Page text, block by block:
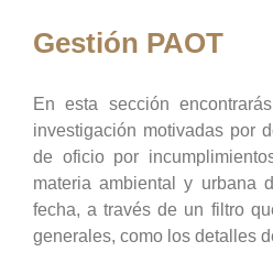
Gestión PAOT
En esta sección
investigación motivadas por
de oficio por
materia ambiental y urbana
fecha, a través de un filtro
generales, como los detalles